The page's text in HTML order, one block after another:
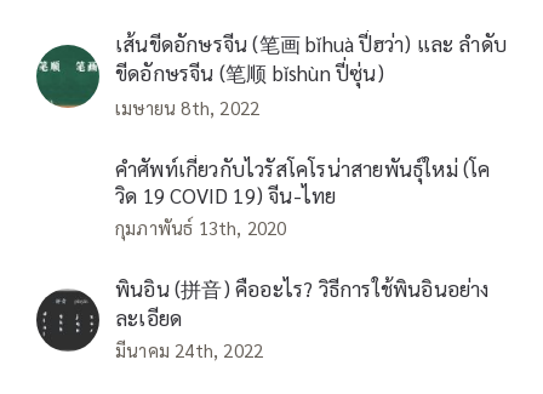
เส้นขีดอักษรจีน (笔画 bǐhuà ปี่ฮว่า) และ ลำดับ
ขีดอักษรจีน (笔顺 bǐshùn ปี่ซุ่น)
เมษายน 8th, 2022
คำศัพท์เกี่ยวกับไวรัสโคโรน่าสายพันธุ์ใหม่ (โค
วิด 19 COVID 19) จีน-ไทย
กุมภาพันธ์ 13th, 2020
พินอิน (拼音) คืออะไร? วิธีการใช้พินอินอย่าง
ละเอียด
มีนาคม 24th, 2022